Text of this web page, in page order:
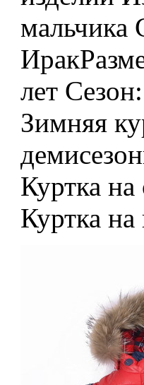
мальчика
лет
Зимняя
Куртка
Куртка